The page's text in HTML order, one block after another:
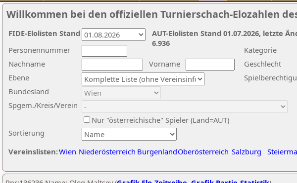
Willkommen bei den offiziellen Turnierschach-Elozahlen
Nachname
Vorname
Ebene
Kategorie
Sortierung
Personennummer
Bundesland
Spgem./Kreis/Verein
Geschlecht
Nur "österreichische" Spieler (Land=AUT)
Vereinslisten:Wien Niederösterreich BurgenlandOberösterreich Salzburg
AUT-Elolisten Stand 01.07.2026, letzte
6.936
FIDE-Elolisten Stand